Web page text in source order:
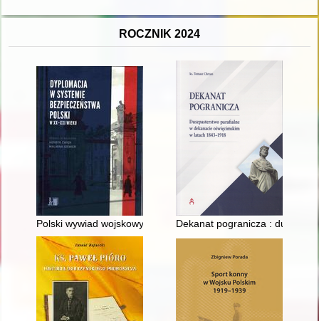
ROCZNIK 2024
Polski wywiad wojskowy w Szwajcarii w okresie II wojny
Dekanat pogranicza :